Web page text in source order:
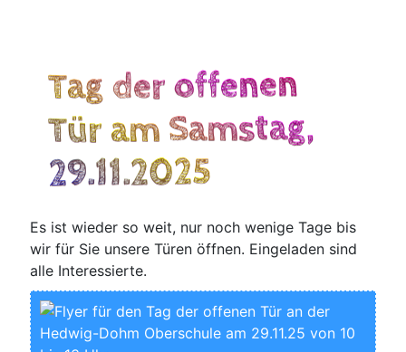
Tag der offenen
Tür am Samstag,
29.11.2025
Es ist wie­der so weit, nur noch weni­ge Tage bis
wir für Sie unse­re Türen öff­nen. Ein­ge­la­den sind
alle Interessierte.